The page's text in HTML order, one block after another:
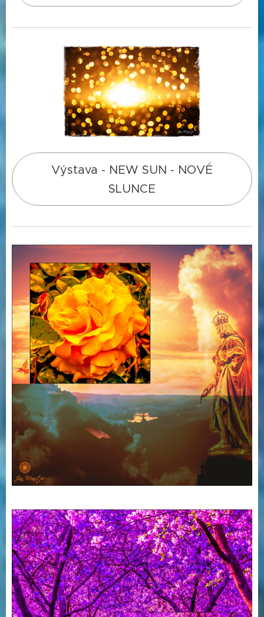
Výstava - NEW SUN - NOVÉ
SLUNCE